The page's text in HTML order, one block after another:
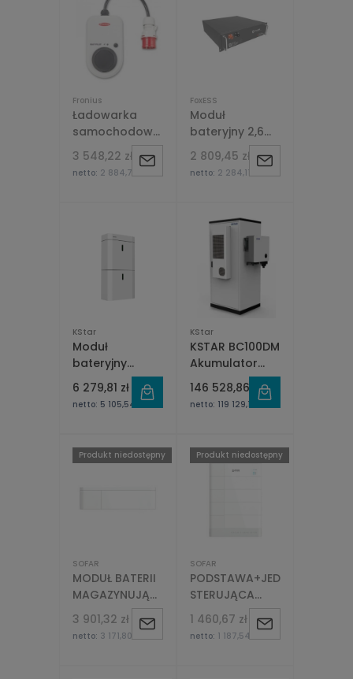
Fronius
Ładowarka
samochodowa
Fronius
Wattpilot Go 11
3 548,22 zł
netto: 2 884,73 zł
Powiadom
FoxESS
Moduł
bateryjny 2,6
kWh Foxess
HV2600
2 809,45 zł
netto: 2 284,11 zł
Powiadom
dostępności
KStar
Moduł
bateryjny
magazyn
energii Kstar
BluE-Pack 5.1 o
kWh - BluE-
Pack5.1 Kstar
6 279,81 zł
netto: 5 105,54 zł
KStar
KSTAR BC100DM
Akumulator
Litowy LFP 102.4
kWh
146 528,86 zł
netto: 119 129,15 zł
SOFAR
MODUŁ BATERII
MAGAZYNUJĄCEJ
SOFARSOLAR
GTX3000HV
2,56KWH
3 901,32 zł
netto: 3 171,80 zł
Produkt niedostępny
Powiadom
SOFAR
PODSTAWA+JEDNOSTKA
STERUJĄCA
(BCU) BATERII
MAGAZYNUJĄCEJ
SOFAR SOLAR
1 460,67 zł
netto: 1 187,54 zł
Produkt niedostępny
Powiadom